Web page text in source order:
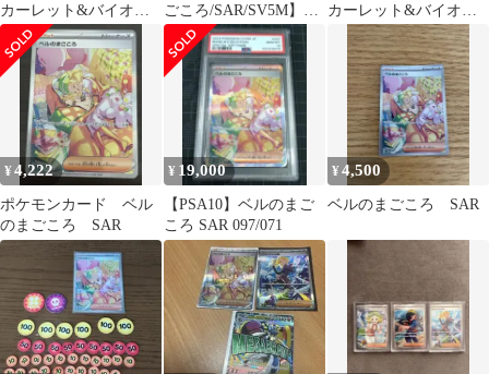
カーレット&バイオレ
ット psa9
ごころ/SAR/SV5M】
BIANCA 097/071
カーレット&バイオレ
ット 拡張パック サイバ
ージャッ…
¥4,222
ポケモンカード ベル
のまごころ SAR
¥ 19,000
【PSA10】ベルのまご
ころ SAR 097/071
¥4,500
ベルのまごころ SAR